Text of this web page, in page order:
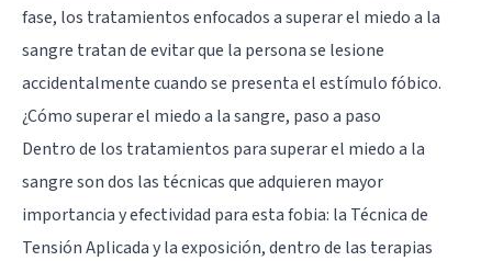
fase, los tratamientos enfocados a superar el miedo a la
sangre tratan de evitar que la persona se lesione
accidentalmente cuando se presenta el estímulo fóbico.
¿Cómo superar el miedo a la sangre, paso a paso
Dentro de los tratamientos para superar el miedo a la
sangre son dos las técnicas que adquieren mayor
importancia y efectividad para esta fobia: la Técnica de
Tensión Aplicada y la exposición, dentro de las terapias